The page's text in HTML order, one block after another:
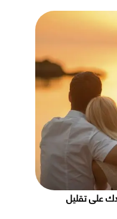
على تقليل